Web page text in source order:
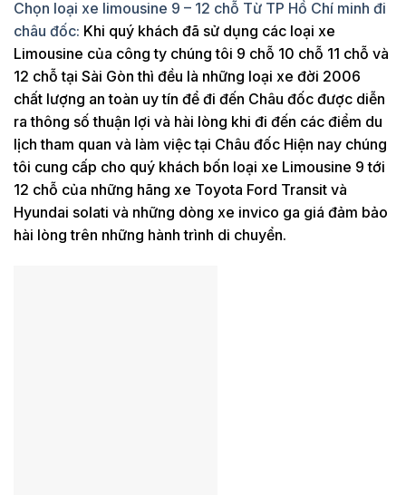
Chọn loại xe limousine 9 – 12 chỗ Từ TP Hồ Chí minh đi
châu đốc: Khi quý khách đã sử dụng các loại xe
Limousine của công ty chúng tôi 9 chỗ 10 chỗ 11 chỗ và
12 chỗ tại Sài Gòn thì đều là những loại xe đời 2006
chất lượng an toàn uy tín để đi đến Châu đốc được diễn
ra thông số thuận lợi và hài lòng khi đi đến các điểm du
lịch tham quan và làm việc tại Châu đốc Hiện nay chúng
tôi cung cấp cho quý khách bốn loại xe Limousine 9 tới
12 chỗ của những hãng xe Toyota Ford Transit và
Hyundai solati và những dòng xe invico ga giá đảm bảo
hài lòng trên những hành trình di chuyển.